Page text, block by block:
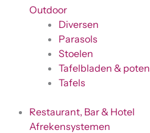
Outdoor
Diversen
Parasols
Stoelen
Tafelbladen & poten
Tafels
Restaurant, Bar & Hotel
Afrekensystemen